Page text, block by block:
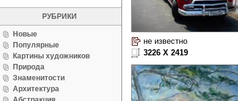
РУБРИКИ
Новые
Популярные
Картины художников
Природа
Знаменитости
Архитектура
не известно
3226 X 2419